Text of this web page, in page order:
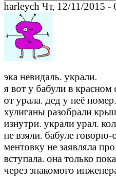
harleych Чт, 12/11/2015 -
эка невидаль. украли.
я вот у бабули в красном
от урала. дед у неё
хулиганы разобрали
изнутри. украли урал.
не взяли. бабуле говорю-
ментовку не заявляла
вступала. она только
через знакомого